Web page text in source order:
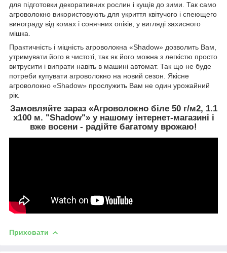
для підготовки декоративних рослин і кущів до зими. Так само
агроволокно використовують для укриття квітучого і спеющего
винограду від комах і сонячних опіків, у вигляді захисного
мішка.
Практичність і міцність агроволокна «Shadow» дозволить Вам,
утримувати його в чистоті, так як його можна з легкістю просто
витрусити і випрати навіть в машині автомат. Так що не буде
потреби купувати агроволокно на новий сезон. Якісне
агроволокно «Shadow» прослужить Вам не один урожайний
рік.
Замовляйте зараз «Агроволокно біле 50 г/м2, 1.1
х100 м. "Shadow"» у нашому інтернет-магазині і
вже восени - радійте багатому врожаю!
Приховати